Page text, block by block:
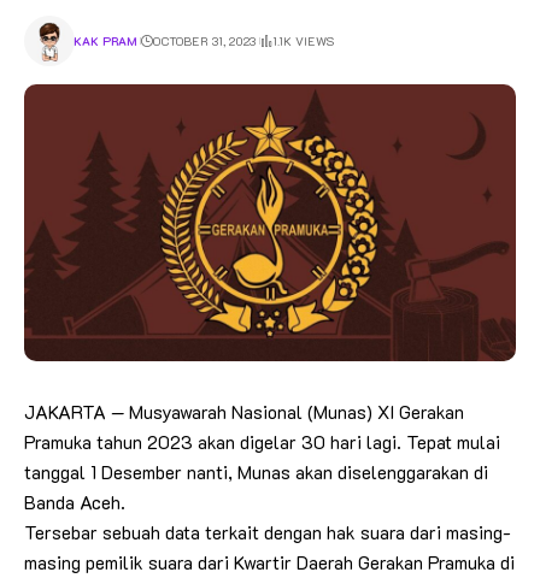
KAK PRAM OCTOBER 31, 2023 1.1K VIEWS
JAKARTA — Musyawarah Nasional (Munas) XI Gerakan
Pramuka tahun 2023 akan digelar 30 hari lagi. Tepat mulai
tanggal 1 Desember nanti, Munas akan diselenggarakan di
Banda Aceh.
Tersebar sebuah data terkait dengan hak suara dari masing-
masing pemilik suara dari Kwartir Daerah Gerakan Pramuka di